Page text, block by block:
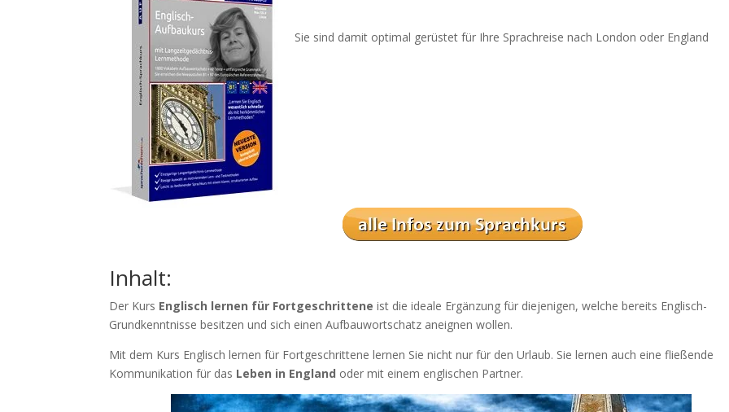
Sie sind damit optimal gerüstet für Ihre Sprachreise nach London oder England
Inhalt:
Der Kurs Englisch lernen für Fortgeschrittene ist die ideale Ergänzung für diejenigen, welche bereits Englisch-
Grundkenntnisse besitzen und sich einen Aufbauwortschatz aneignen wollen.
Mit dem Kurs Englisch lernen für Fortgeschrittene lernen Sie nicht nur für den Urlaub. Sie lernen auch eine fließende
Kommunikation für das Leben in England oder mit einem englischen Partner.